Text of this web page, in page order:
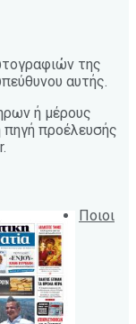
της
αυτής.
ή μέρους
προέλευσής
Ποιοι